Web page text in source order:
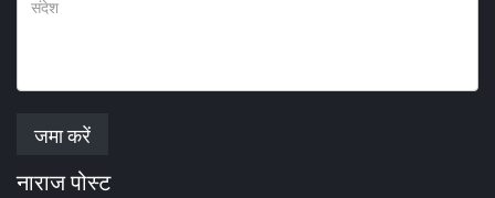
जमा करें
नाराज पोस्ट